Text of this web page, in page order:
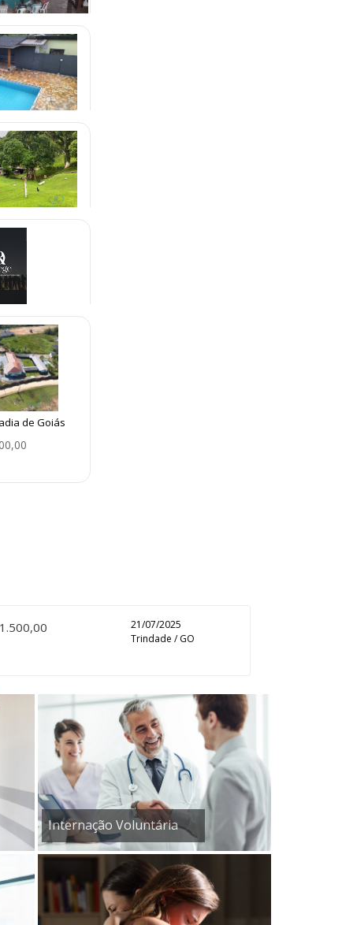
Goiânia
de Drogas
- DF
São Paulo
e
de Goiás
21/07/2025
Trindade / GO
Internação Voluntária